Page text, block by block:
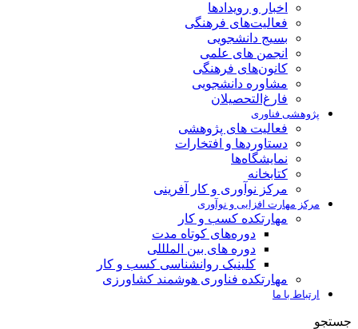
اخبار و رویدادها
فعالیت‌های فرهنگی
بسیج دانشجویی
انجمن های علمی
کانون‌های فرهنگی
مشاوره دانشجویی
فارغ‌التحصیلان
پژوهشی فناوری
فعالیت های پژوهشی
دستاوردها و افتخارات
نمایشگاه‌ها
کتابخانه
مرکز نوآوری و کار آفرینی
مرکز مهارت افزایی و نوآوری
مهارتکده کسب و کار
دوره‌های کوتاه مدت
دوره های بین الملللی
کلینیک روانشناسی کسب و کار
مهارتکده فناوری هوشمند کشاورزی
ارتباط با ما
جستجو